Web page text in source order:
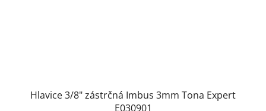
Hlavice 3/8" zástrčná Imbus 3mm Tona Expert
E030901